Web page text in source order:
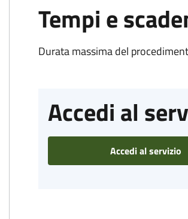
Tempi e
Durata massima del
Accedi al
Accedi al servizio